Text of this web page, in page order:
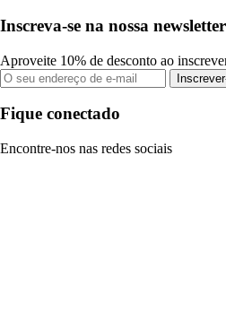
Inscreva-se na nossa newsletter
Aproveite 10% de desconto ao
Fique conectado
Encontre-nos nas redes sociais